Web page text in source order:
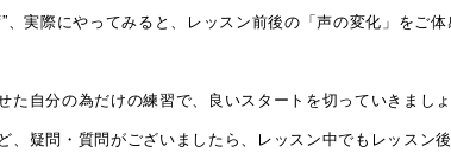
、実際にやってみると、レッスン前後の「声の変化」をご
た自分の為だけの練習で、良いスタートを切っていきましょ
、疑問・質問がございましたら、レッスン中でもレッスン